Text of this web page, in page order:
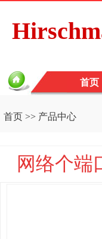
首页
首页 >> 产品中心
网络个端